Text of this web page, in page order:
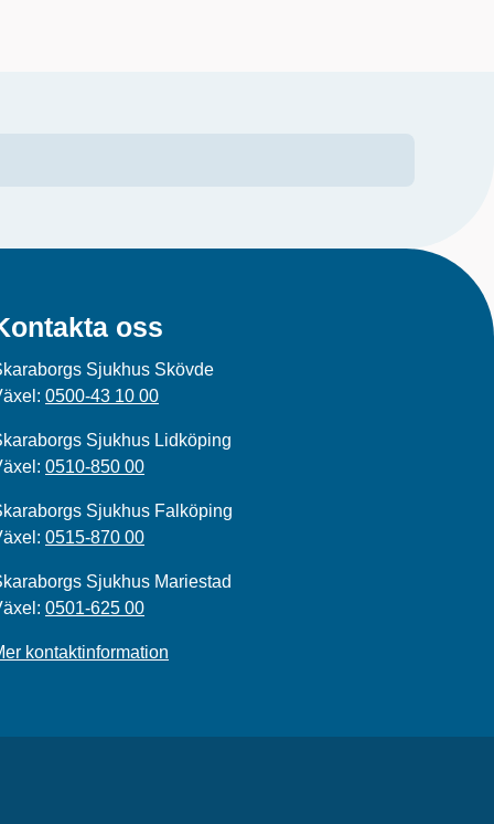
oss
Sjukhus Skövde
0500-43 10 00
Sjukhus Lidköping
0510-850 00
Sjukhus Falköping
0515-870 00
Sjukhus Mariestad
0501-625 00
kontaktinformation